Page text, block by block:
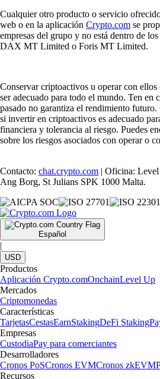
Cualquier otro producto o servicio
web o en la aplicación Crypto.com se
empresas del grupo y no está dentro de
DAX MT Limited o Foris MT Limited.
Conservar criptoactivos u operar con
ser adecuado para todo el mundo. Ten en
pasado no garantiza el rendimiento futuro.
si invertir en criptoactivos es adecuado
financiera y tolerancia al riesgo. Puedes
sobre los riesgos asociados con operar o
Contacto: chat.crypto.com | Oficina:
Ang Borg, St Julians SPK 1000 Malta.
Español
|
USD
Productos
Aplicación Crypto.comOnchainLevel Up
Mercados
Criptomonedas
Características
TarjetasCestasEarnStakingDeFi Staking
Empresas
CustodiaPay para comerciantes
Desarrolladores
Cronos PoSCronos EVMCronos zkEVM
Recursos